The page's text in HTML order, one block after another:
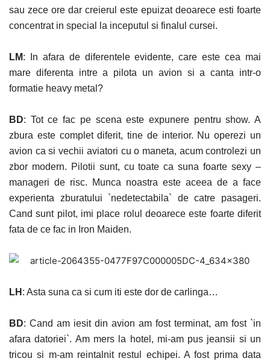
sau zece ore dar creierul este epuizat deoarece esti foarte
concentrat in special la inceputul si finalul cursei.
LM: In afara de diferentele evidente, care este cea mai
mare diferenta intre a pilota un avion si a canta intr-o
formatie heavy metal?
BD: Tot ce fac pe scena este expunere pentru show. A
zbura este complet diferit, tine de interior. Nu operezi un
avion ca si vechii aviatori cu o maneta, acum controlezi un
zbor modern. Pilotii sunt, cu toate ca suna foarte sexy –
manageri de risc. Munca noastra este aceea de a face
experienta zburatului `nedetectabila` de catre pasageri.
Cand sunt pilot, imi place rolul deoarece este foarte diferit
fata de ce fac in Iron Maiden.
LH : Asta suna ca si cum iti este dor de carlinga…
BD: Cand am iesit din avion am fost terminat, am fost `in
afara datoriei`. Am mers la hotel, mi-am pus jeansii si un
tricou si m-am reintalnit restul echipei. A fost prima data